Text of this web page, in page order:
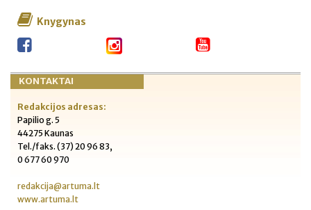
Knygynas
KONTAKTAI
Redakcijos adresas:
Papilio g. 5
44275 Kaunas
Tel./faks. (37) 20 96 83,
0 677 60 970
redakcija@artuma.lt
www.artuma.lt